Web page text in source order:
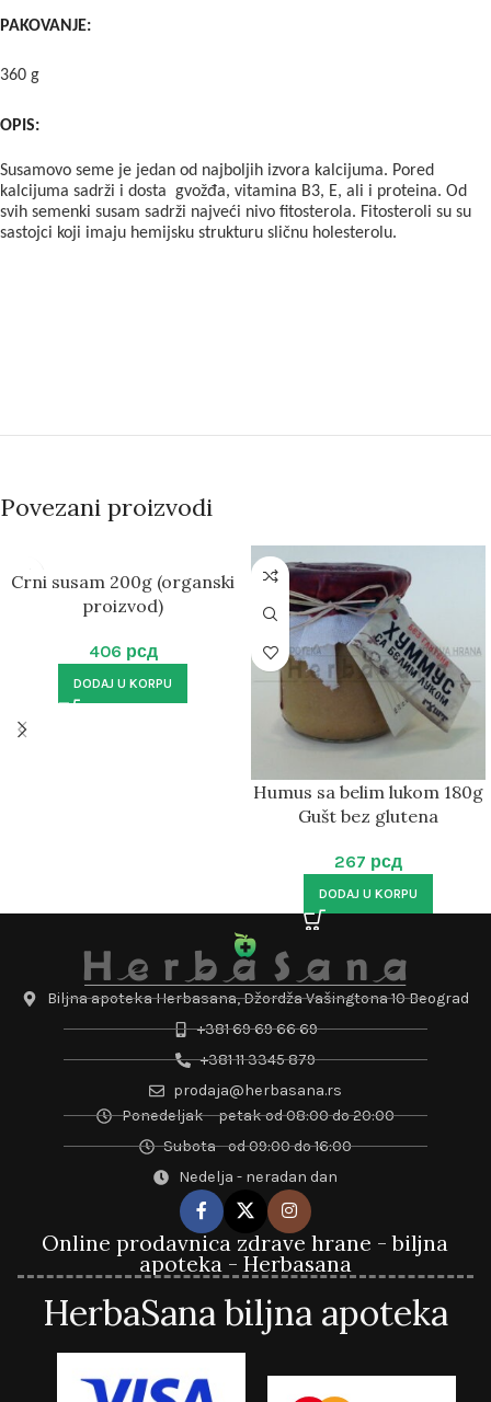
PAKOVANJE:
360 g
OPI S:
Susamovo seme je jedan od najboljih izvora kalcijuma. Pored
kalcijuma sadrži i dosta gvožđa, vitamina B3, E, ali i proteina. Od
svih semenki susam sadrži najveći nivo fitosterola. Fitosteroli su su
sastojci koji imaju hemijsku strukturu sličnu holesterolu.
Povezani proizvodi
Crni susam 200g (organski
proizvod)
406 рсд
DODAJ U KORPU
Humus sa belim lukom 180g
Gušt bez glutena
267 рсд
DODAJ U KORPU
Biljna apoteka Herbasana, Džordža Vašingtona 10 Beograd
+381 69 69 66 69
+381 11 3345 879
prodaja@herbasana.rs
Ponedeljak – petak od 08:00 do 20:00
Subota - od 09:00 do 16:00
Nedelja - neradan dan
Online prodavnica zdrave hrane - biljna
apoteka - Herbasana
HerbaSana biljna apoteka